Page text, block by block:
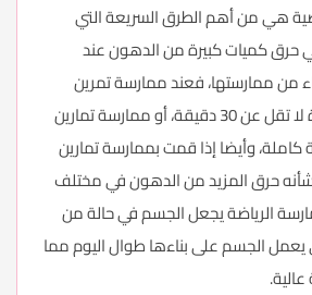
هي من أهم الطرق السريعة التي
حرق كميات كبيرة من الدهون عند
من ممارستها، فعند ممارسة تمرين
الجري أو السباحة لمدة لا تقل عن 30 دقيقة، أو ممارسة تمارين
وأيضا إذا قمت بممارسة تمارين
حرق المزيد من الدهون في مختلف
الرياضة يجعل الجسم في حالة من
يعمل الجسم على بناءها طوال اليوم مما